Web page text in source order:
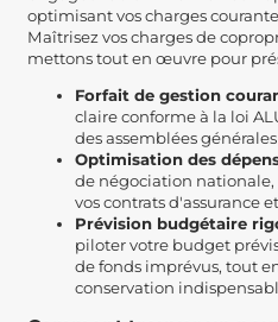
optimisant vos charges
Maîtrisez vos charges de
mettons tout en œuvre pour
Forfait de gestion
claire conforme à la loi
des assemblées
Optimisation des
de négociation nationale,
vos contrats d'assurance
Prévision budgétaire
piloter votre budget
de fonds imprévus, tout
conservation